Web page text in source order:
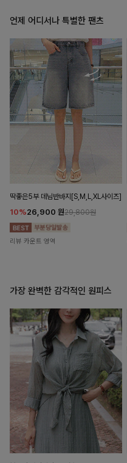
언제 어디서나 특별한 팬츠
딱좋은5부 데님반바지[S,M,L,XL사이즈]
10%26,900 원29,800원
리뷰 카운트 영역
가장 완벽한 감각적인 원피스